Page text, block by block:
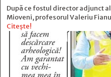
După ce fostul director adjunct
Mioveni, profesorul Valeriu
Citește!